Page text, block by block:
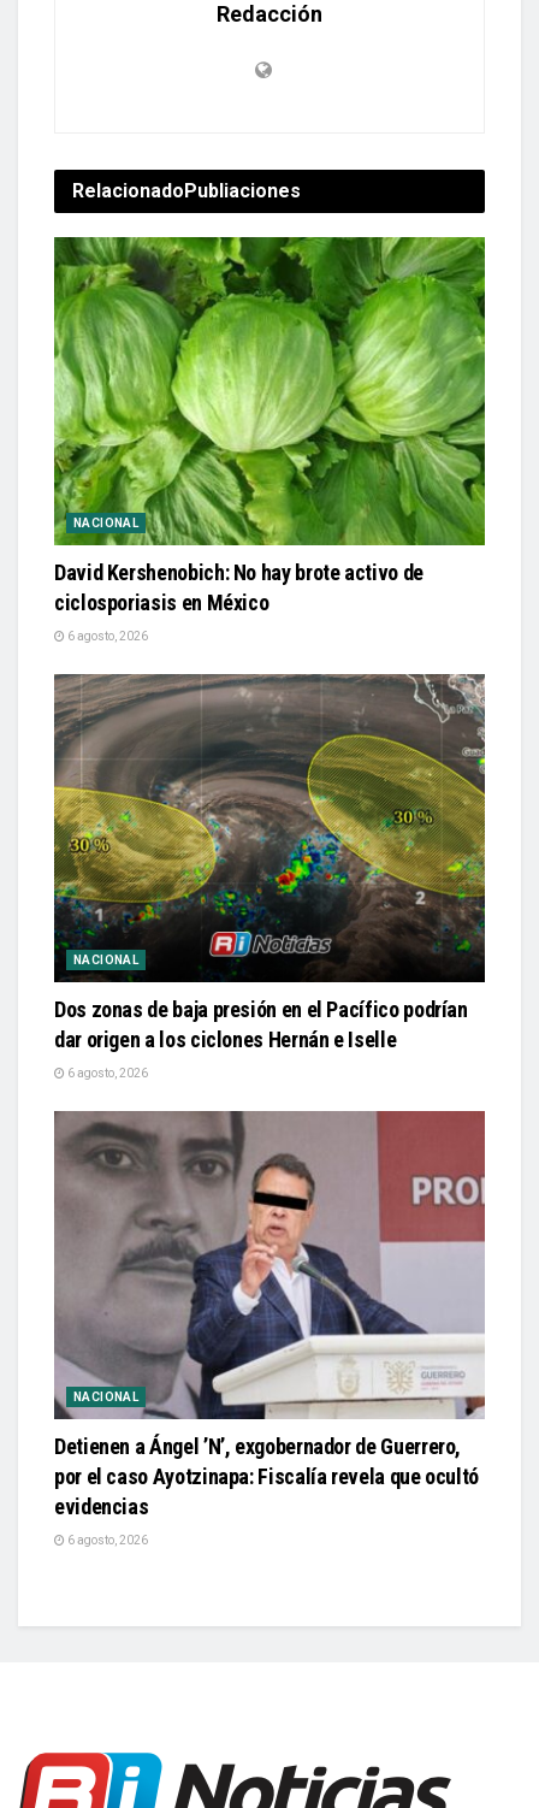
Redacción
RelacionadoPubliaciones
NACIONAL
David Kershenobich: No hay brote activo de
ciclosporiasis en México
6 agosto, 2026
NACIONAL
Dos zonas de baja presión en el Pacífico podrían
dar origen a los ciclones Hernán e Iselle
6 agosto, 2026
NACIONAL
Detienen a Ángel ’N’, exgobernador de Guerrero,
por el caso Ayotzinapa: Fiscalía revela que ocultó
evidencias
6 agosto, 2026